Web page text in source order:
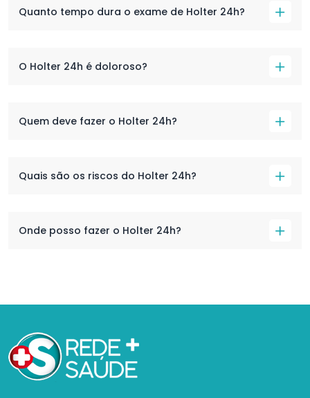
Quanto tempo dura o exame de Holter 24h?
O Holter 24h é doloroso?
Quem deve fazer o Holter 24h?
Quais são os riscos do Holter 24h?
Onde posso fazer o Holter 24h?